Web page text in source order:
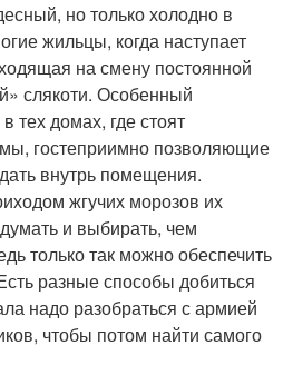
но только холодно в
жильцы, когда наступает
на смену постоянной
слякоти. Особенный
тех домах, где стоят
гостеприимно позволяющие
внутрь помещения.
жгучих морозов их
и выбирать, чем
только так можно обеспечить
разные способы добиться
надо разобраться с армией
чтобы потом найти самого